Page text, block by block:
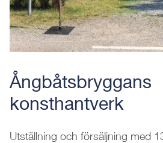
Ångbåtsbryggans
konsthantverk
Utställning och försäljning med